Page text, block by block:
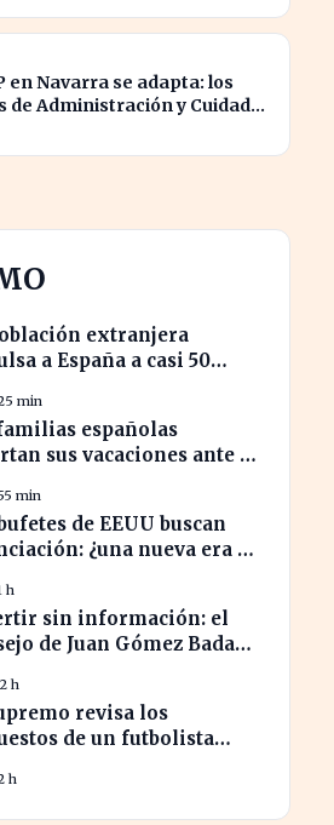
en Navarra se adapta: los
de Administración y Cuidados
extranjera
a España a casi 50
récord
min
españolas
sus vacaciones ante un
min
de EEUU buscan
¿una nueva era de
h
sin información: el
de Juan Gómez Bada
h
revisa los
de un futbolista
en España
h